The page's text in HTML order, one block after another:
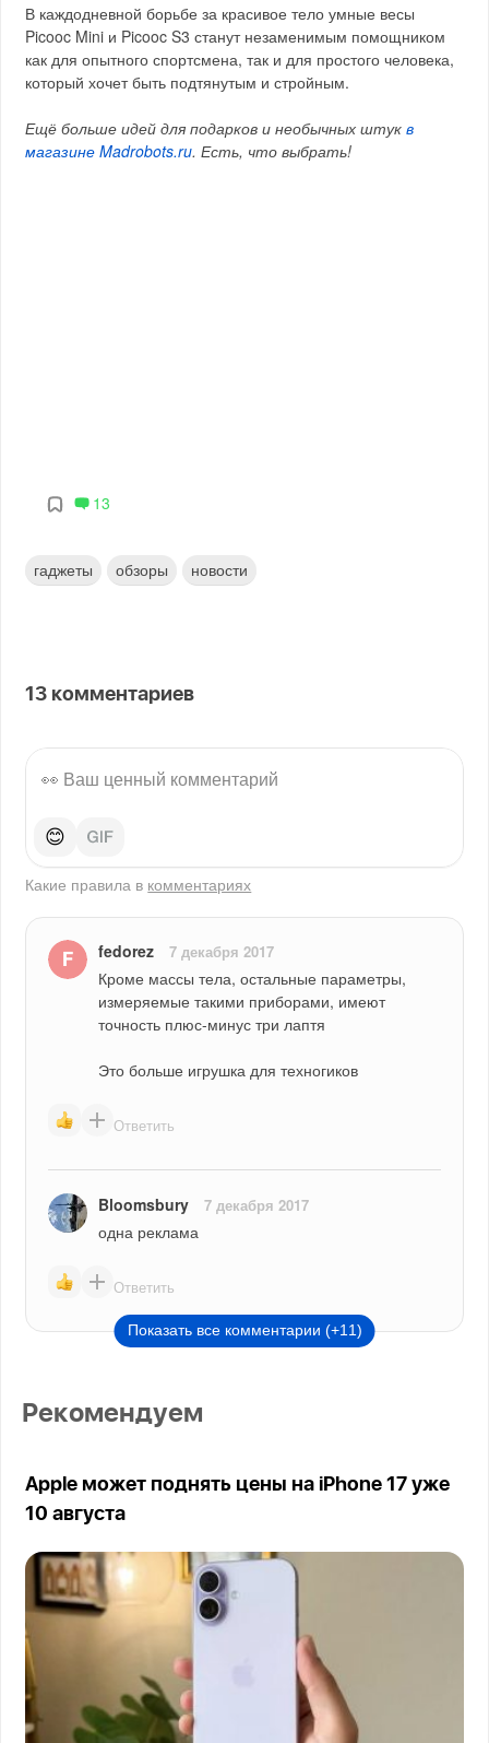
В каждодневной борьбе за красивое тело умные весы
Picooc Mini и Picooc S3 станут незаменимым помощником
как для опытного спортсмена, так и для простого человека,
который хочет быть подтянутым и стройным.
Ещё больше идей для подарков и необычных штукв
магазине Madrobots.ru. Есть, что выбрать!
13
гаджеты обзоры новости
13 комментариев
😊
Какие правила в комментариях
fedorez 7 декабря 2017
Кроме массы тела, остальные параметры,
измеряемые такими приборами, имеют
точность плюс-минус три лаптя
Это больше игрушка для техногиков
Ответить
Bloomsbury 7 декабря 2017
одна реклама
Ответить
Показать все комментарии (+11)
Рекомендуем
Apple может поднять цены на iPhone 17 уже
10 августа